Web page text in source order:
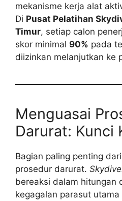
mekanisme kerja alat
Di Pusat Pelatihan
Timur, setiap calon
skor minimal 90% pada
diizinkan melanjutkan ke
Menguasai
Darurat: Kunci
Bagian paling penting
prosedur darurat.
bereaksi dalam hitungan
kegagalan parasut utama